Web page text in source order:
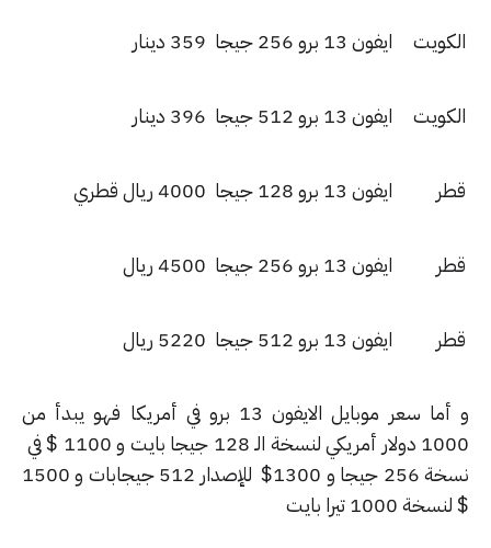
ايفون 13 برو 256 جيجا 359 دينار
ايفون 13 برو 512 جيجا 396 دينار
ايفون 13 برو 128 جيجا 4000 ريال قطري
ايفون 13 برو 256 جيجا 4500 ريال
ايفون 13 برو 512 جيجا 5220 ريال
و أما سعر موبايل الايفون 13 برو في أمريكا فهو يبدأ من
1000 دولار أمريكي لنسخة الـ 128 جيجا بايت و 1100 $ في
نسخة 256 جيجا و 1300$ للإصدار 512 جيجابات و 1500
1000 تيرا بايت